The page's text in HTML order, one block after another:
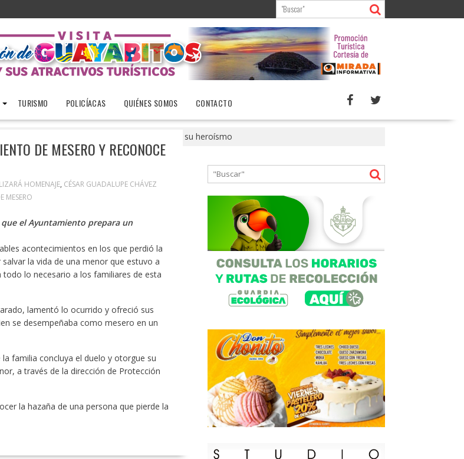
TURISMO POLICÍACAS QUIÉNES SOMOS CONTACTO
lamenta fallecimiento de mesero y reconoce su heroísmo
DE MESERO Y RECONOCE
HOMENAJE, CÉSAR GUADALUPE CHÁVEZ
MESERO
el Ayuntamiento prepara un
acontecimientos en los que perdió la
la vida de una menor que estuvo a
lo necesario a los familiares de esta
lamentó lo ocurrido y ofreció sus
se desempeñaba como mesero en un
familia concluya el duelo y otorgue su
a través de la dirección de Protección
la hazaña de una persona que pierde la